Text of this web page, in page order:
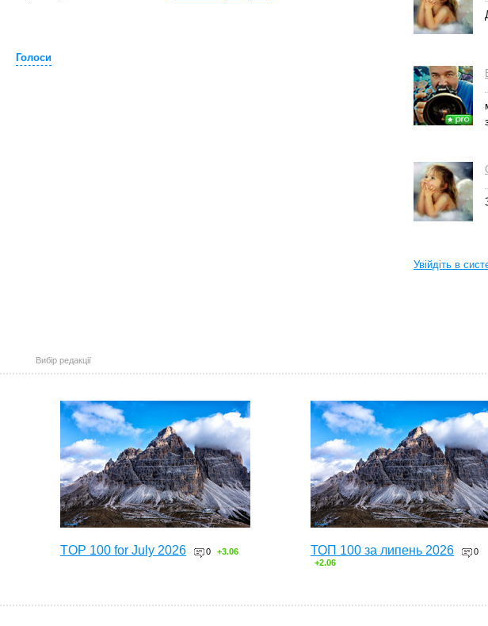
Голоси
Увійдіть в
Вибір редакції
TOP 100 for July 2026 0 +3.06 ТОП 100 за липень 2026
0
+2.06